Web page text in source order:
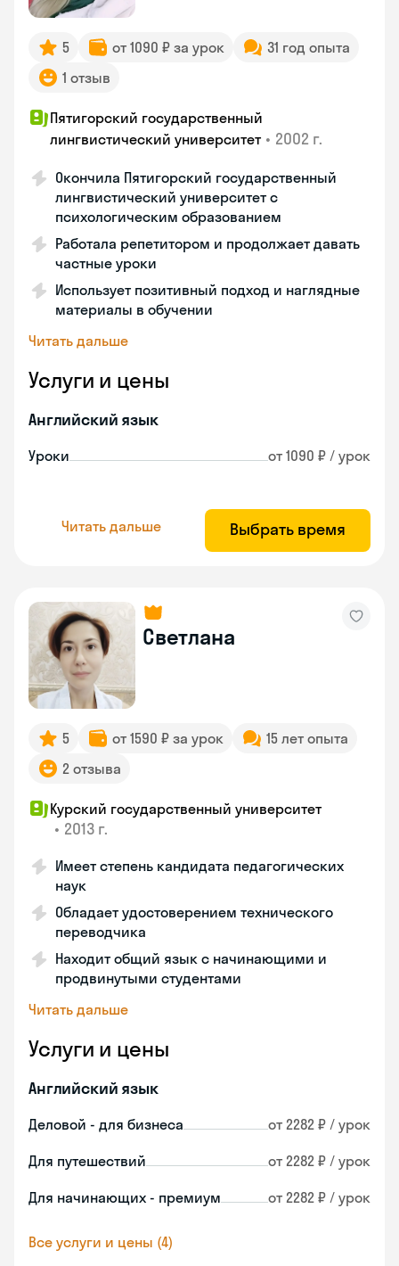
5 от 1090 ₽ за урок
31 год опыта
1 отзыв
Пятигорский государственный
лингвистический университет • 2002 г.
Окончила Пятигорский государственный
лингвистический университет с
психологическим образованием
Работала репетитором и продолжает давать
частные уроки
Использует позитивный подход и наглядные
материалы в обучении
Читать дальше
Услуги и цены
Английский язык
Уроки от 1090 ₽ / урок
Читать дальше Выбрать время
Светлана
5 от 1590 ₽ за урок
15 лет опыта
2 отзыва
Курский государственный университет
• 2013 г.
Имеет степень кандидата педагогических
наук
Обладает удостоверением технического
переводчика
Находит общий язык с начинающими и
продвинутыми студентами
Читать дальше
Услуги и цены
Английский язык
Деловой - для бизнеса от 2282 ₽ / урок
Для путешествий от 2282 ₽ / урок
Для начинающих - премиум от 2282 ₽ / урок
Все услуги и цены (4)